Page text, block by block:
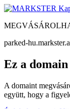
parked-
Ez a
A domaint
együtt, hogy a